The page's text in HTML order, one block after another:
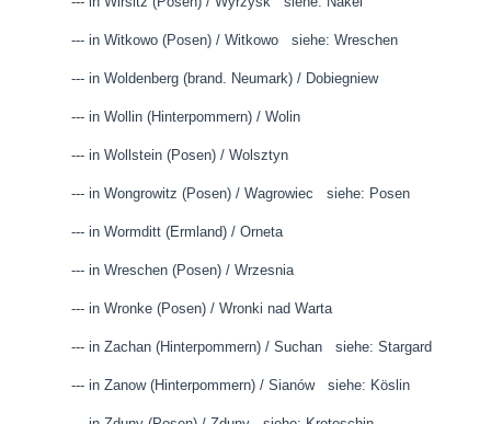
--- in Witkowo (Posen) / Witkowo siehe: Wreschen
--- in Woldenberg (brand. Neumark) / Dobiegniew
--- in Wollin (Hinterpommern) / Wolin
--- in Wollstein (Posen) / Wolsztyn
--- in Wongrowitz (Posen) / Wagrowiec siehe: Posen
--- in Wormditt (Ermland) / Orneta
--- in Wreschen (Posen) / Wrzesnia
--- in Wronke (Posen) / Wronki nad Warta
--- in Zachan (Hinterpommern) / Suchan siehe: Stargard
--- in Zanow (Hinterpommern) / Sianów siehe: Köslin